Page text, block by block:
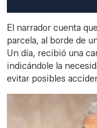
El narrador cuenta
parcela, al borde de
Un día, recibió una
indicándole la
evitar posibles